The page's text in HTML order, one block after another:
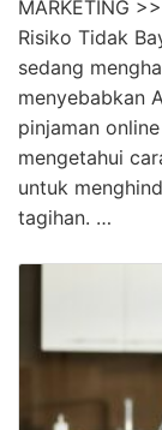
MARKETING
Risiko Tidak
sedang
menyebabkan
pinjaman
mengetahui
untuk
tagihan. …